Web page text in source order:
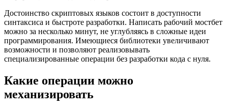
Достоинство скриптовых языков состоит в доступности
синтаксиса и быстроте разработки. Написать рабочий мостбет
можно за несколько минут, не углубляясь в сложные идеи
программирования. Имеющиеся библиотеки увеличивают
возможности и позволяют реализовывать
специализированные операции без разработки кода с нуля.
Какие операции можно
механизировать